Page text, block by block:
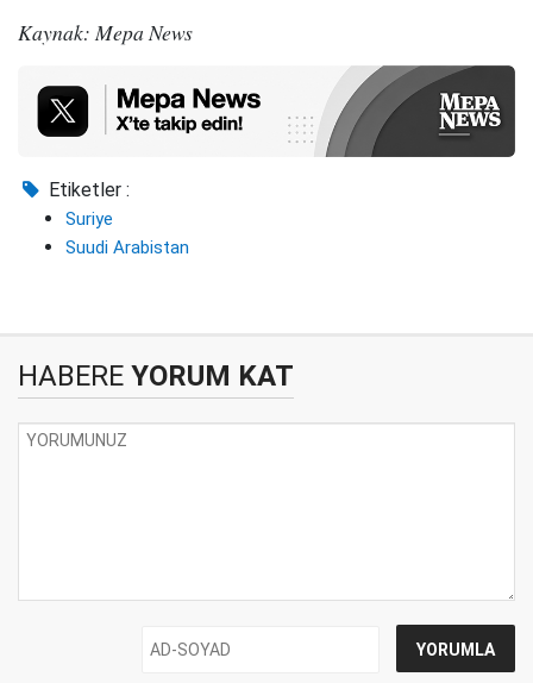
Kaynak: Mepa News
Etiketler :
Suriye
Suudi Arabistan
HABERE YORUM KAT